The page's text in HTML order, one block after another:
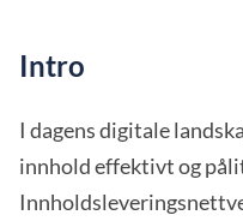
Intro
I dagens digitale
innhold effektivt og